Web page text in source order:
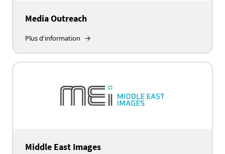
Media Outreach
Plus d'information
Middle East Images